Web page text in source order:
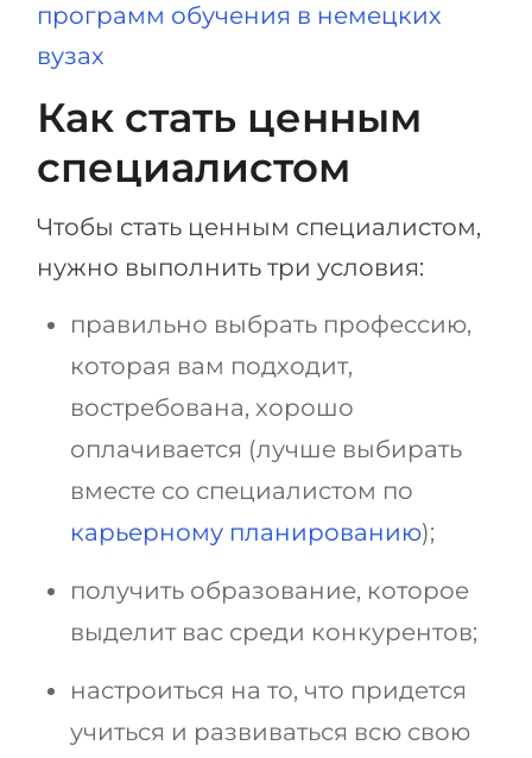
программ обучения в немецких
вузах
Как стать ценным
специалистом
Чтобы стать ценным специалистом,
нужно выполнить три условия:
правильно выбрать профессию,
которая вам подходит,
востребована, хорошо
оплачивается (лучше выбирать
вместе со специалистом по
карьерному планированию);
получить образование, которое
выделит вас среди конкурентов;
настроиться на то, что придется
учиться и развиваться всю свою